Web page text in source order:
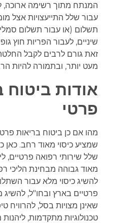
המנתח מתוך רשימה ארוכה,
עבור שלל התייעצויות אצל
תשלום (או עבור תשלום סמלי)
שיניים, לעבור הפריות חוץ גופיות
זאת גורם לרבים לקבל החלטה
מעט יותר, ובתמורה להיות הרבה
אודות ביטוח
פרטי
מהו אם כן ביטוח בריאות פרטי?
שמציע כיסוי מאוד רחב. כאן כבר
שלל שירותי רפואה פרטיים,
מאוד גבוהה מבחינת הליכי
להשיג כיסוי מלא עבור השתלות
פרטיים בארץ ובחו"ל, להשיג
שאינן מצויות בסל, להרוויח
טכנולוגיות מתקדמות, ליהנות